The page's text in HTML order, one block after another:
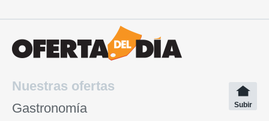
Nuestras ofertas
Gastronomía
Subir